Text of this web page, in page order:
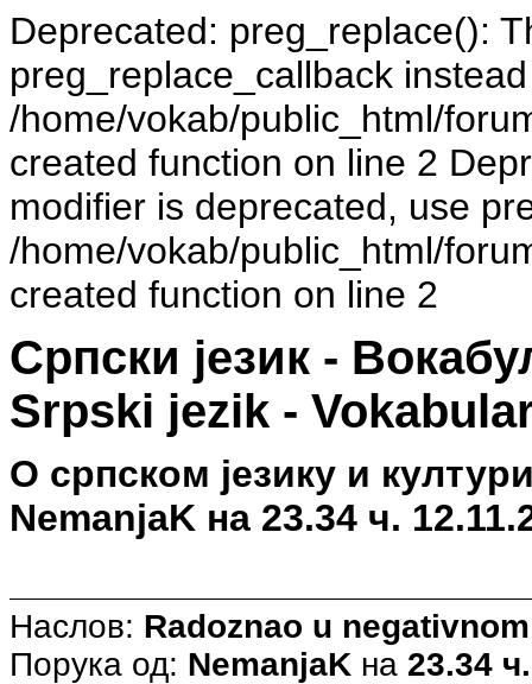
Deprecated: preg_replace():
preg_replace_callback
/home/vokab/public_html/
created function on line 2
modifier is deprecated, use
/home/vokab/public_html/
created function on line 2
Српски језик -
Srpski jezik -
О српском језику и
NemanjaK на 23.34 ч.
Наслов: Radoznao u
Порука од: NemanjaK на 23.34